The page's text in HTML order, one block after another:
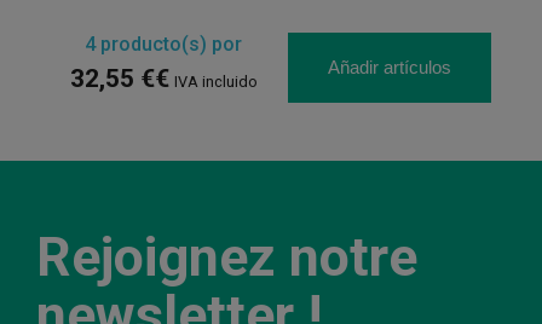
4producto(s) por
32,55 €€ IVA incluido
Añadir artículos
Rejoignez notre